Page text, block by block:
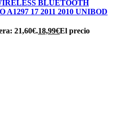
BLUETOOTH
A1297 17 2011 2010 UNIBOD
21,60€.18,99€El precio